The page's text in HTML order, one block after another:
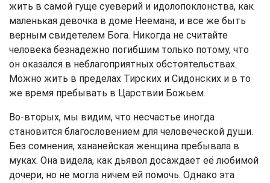
жить в самой гуще суеверий и идолопоклонства, как
маленькая девочка в доме Неемана, и все же быть
верным свидетелем Бога. Никогда не считайте
человека безнадежно погибшим только потому, что
он оказался в неблагоприятных обстоятельствах.
Можно жить в пределах Тирских и Сидонских и в то
же время пребывать в Царствии Божьем.
Во-вторых, мы видим, что несчастье иногда
становится благословением для человеческой души.
Без сомнения, хананейская женщина пребывала в
муках. Она видела, как дьявол досаждает её любимой
дочери, но не могла ничем ей помочь. Однако эта